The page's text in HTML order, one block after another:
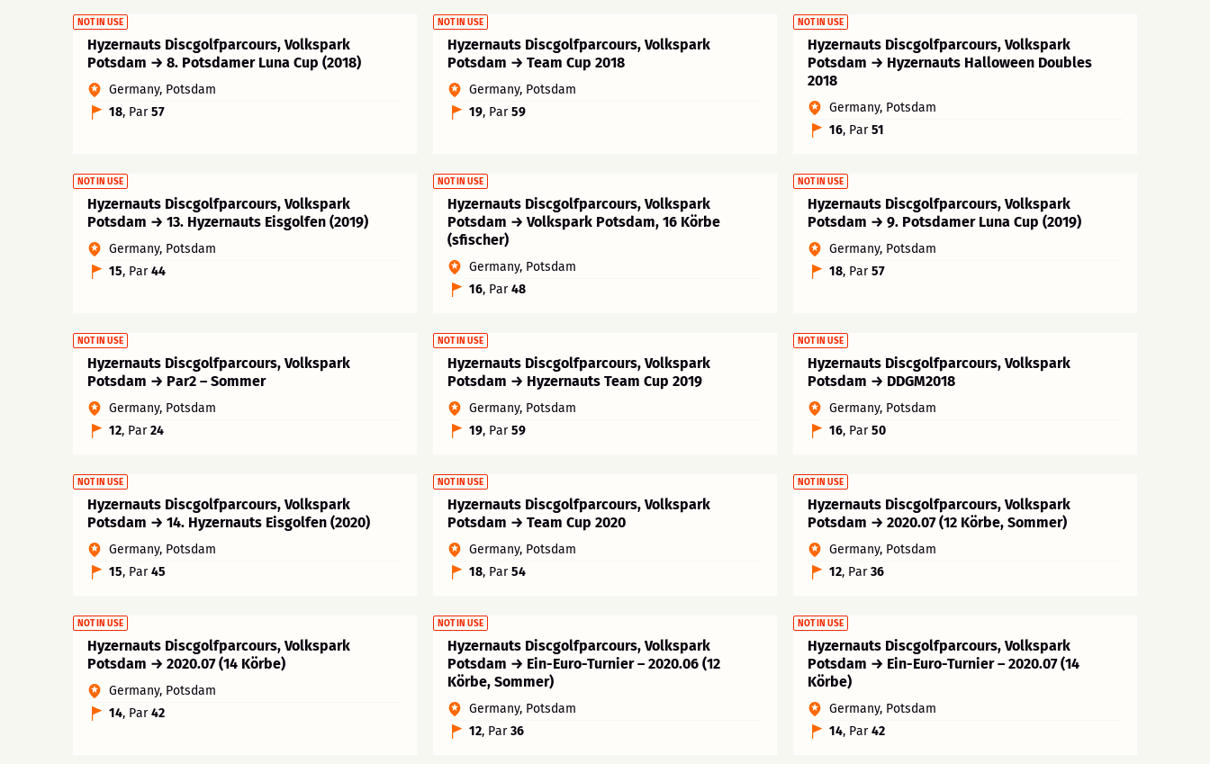
Hyzernauts Discgolfparcours, Volkspark
Potsdam → 8. Potsdamer Luna Cup (2018)
NOT IN USE
Germany, Potsdam
18, Par57
Hyzernauts Discgolfparcours, Volkspark
Potsdam → Team Cup 2018
NOT IN USE
Germany, Potsdam
19, Par59
Hyzernauts Discgolfparcours, Volkspark
Potsdam → Hyzernauts Halloween Doubles
2018
NOT IN USE
Germany, Potsdam
16, Par51
Hyzernauts Discgolfparcours, Volkspark
Potsdam → 13. Hyzernauts Eisgolfen (2019)
NOT IN USE
Germany, Potsdam
15, Par44
Hyzernauts Discgolfparcours, Volkspark
Potsdam → Volkspark Potsdam, 16 Körbe
(sfischer)
NOT IN USE
Germany, Potsdam
16, Par48
Hyzernauts Discgolfparcours, Volkspark
Potsdam → 9. Potsdamer Luna Cup (2019)
NOT IN USE
Germany, Potsdam
18, Par57
Hyzernauts Discgolfparcours, Volkspark
Potsdam → Par2 – Sommer
NOT IN USE
Germany, Potsdam
12, Par24
Hyzernauts Discgolfparcours, Volkspark
Potsdam → Hyzernauts Team Cup 2019
NOT IN USE
Germany, Potsdam
19, Par59
Hyzernauts Discgolfparcours, Volkspark
Potsdam → DDGM2018
NOT IN USE
Germany, Potsdam
16, Par50
Hyzernauts Discgolfparcours, Volkspark
Potsdam → 14. Hyzernauts Eisgolfen (2020)
NOT IN USE
Germany, Potsdam
15, Par45
Hyzernauts Discgolfparcours, Volkspark
Potsdam → Team Cup 2020
NOT IN USE
Germany, Potsdam
18, Par54
Hyzernauts Discgolfparcours, Volkspark
Potsdam → 2020.07 (12 Körbe, Sommer)
NOT IN USE
Germany, Potsdam
12, Par36
Hyzernauts Discgolfparcours, Volkspark
Potsdam → 2020.07 (14 Körbe)
NOT IN USE
Germany, Potsdam
14, Par42
Hyzernauts Discgolfparcours, Volkspark
Potsdam → Ein-Euro-Turnier – 2020.06 (12
Körbe, Sommer)
NOT IN USE
Germany, Potsdam
12, Par36
Hyzernauts Discgolfparcours, Volkspark
Potsdam → Ein-Euro-Turnier – 2020.07 (14
Körbe)
NOT IN USE
Germany, Potsdam
14, Par42